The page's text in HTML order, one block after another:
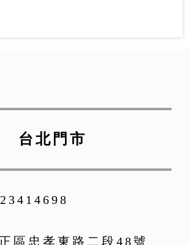
台北門市
區忠孝東路二段48號